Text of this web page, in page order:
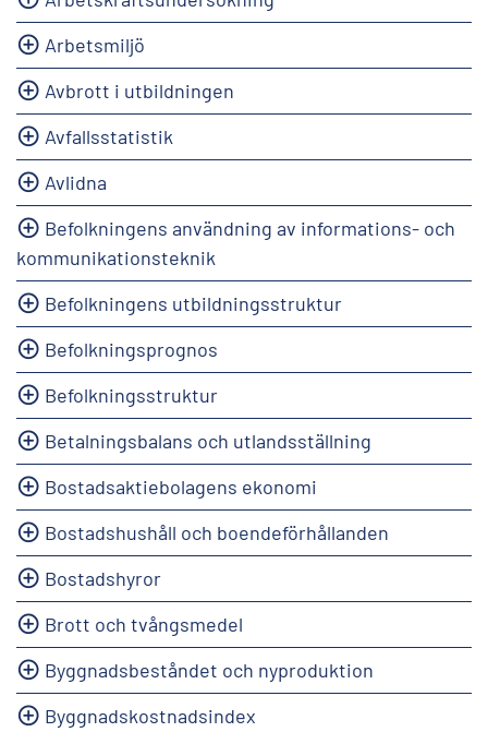
Arbetsmiljö
Avbrott i utbildningen
Avfallsstatistik
Avlidna
Befolkningens användning av informations- och
kommunikationsteknik
Befolkningens utbildningsstruktur
Befolkningsprognos
Befolkningsstruktur
Betalningsbalans och utlandsställning
Bostadsaktiebolagens ekonomi
Bostadshushåll och boendeförhållanden
Bostadshyror
Brott och tvångsmedel
Byggnadsbeståndet och nyproduktion
Byggnadskostnadsindex